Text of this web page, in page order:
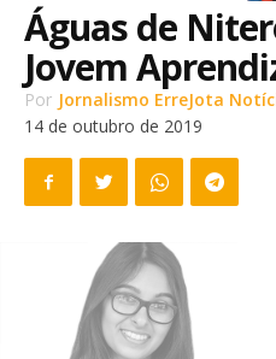
Águas de
Jovem
Por Jornalismo ErreJota
14 de outubro de 2019